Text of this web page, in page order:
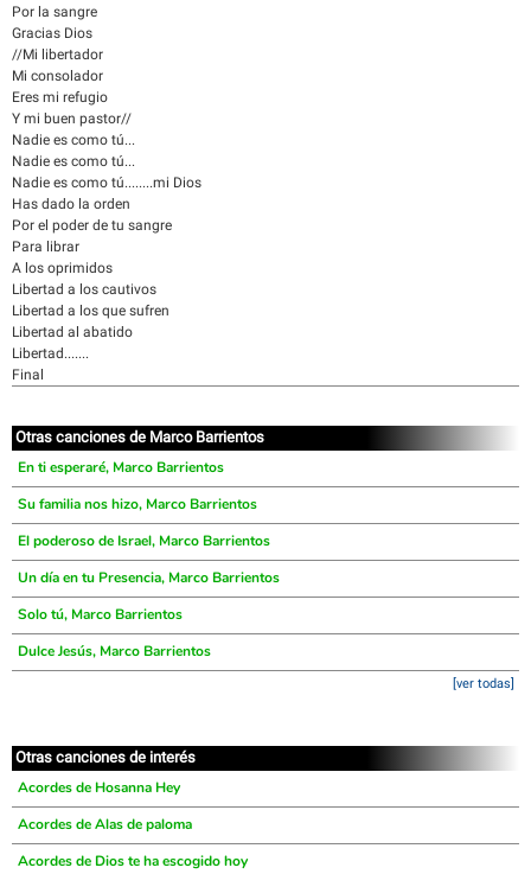
Por la sangre
Gracias Dios
//Mi libertador
Mi consolador
Eres mi refugio
Y mi buen pastor//
Nadie es como tú...
Nadie es como tú...
Nadie es como tú........mi Dios
Has dado la orden
Por el poder de tu sangre
Para librar
A los oprimidos
Libertad a los cautivos
Libertad a los que sufren
Libertad al abatido
Libertad.......
Final
Otras canciones de Marco Barrientos
En ti esperaré, Marco Barrientos
Su familia nos hizo, Marco Barrientos
El poderoso de Israel, Marco Barrientos
Un día en tu Presencia, Marco Barrientos
Solo tú, Marco Barrientos
Dulce Jesús, Marco Barrientos
[ver todas]
Otras canciones de interés
Acordes de Hosanna Hey
Acordes de Alas de paloma
Acordes de Dios te ha escogido hoy